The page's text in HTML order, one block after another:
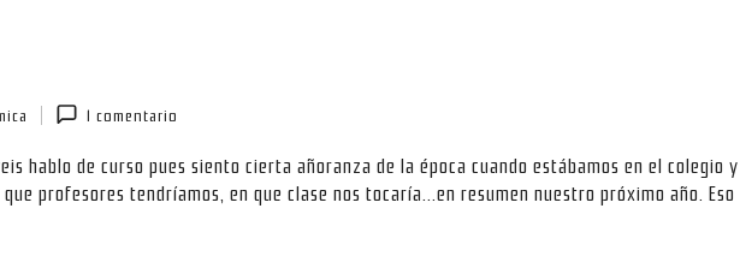
1 comentario
hablo de curso pues siento cierta añoranza de la época cuando estábamos en el colegio y
profesores tendríamos, en que clase nos tocaría...en resumen nuestro próximo año. Eso